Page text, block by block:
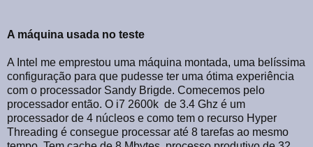
A máquina usada no teste
A Intel me emprestou uma máquina montada, uma belíssima
configuração para que pudesse ter uma ótima experiência
com o processador Sandy Brigde. Comecemos pelo
processador então. O i7 2600k de 3.4 Ghz é um
processador de 4 núcleos e como tem o recurso Hyper
Threading é consegue processar até 8 tarefas ao mesmo